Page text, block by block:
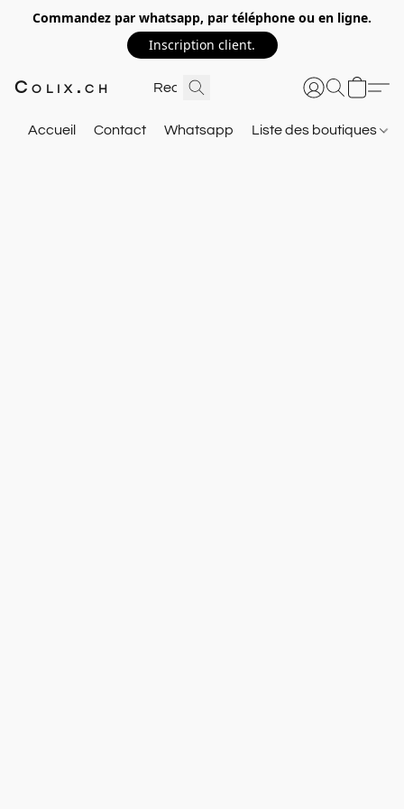
Commandez par whatsapp, par téléphone ou en ligne.
Inscription client.
Colix.ch
Accueil Contact Whatsapp Liste des boutiques